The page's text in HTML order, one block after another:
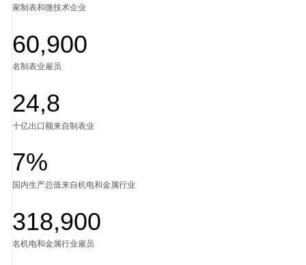
家制表和微技术企业
60,900
名制表业雇员
24,8
十亿出口额来自制表业
7%
国内生产总值来自机电和金属行业
318,900
名机电和金属行业雇员